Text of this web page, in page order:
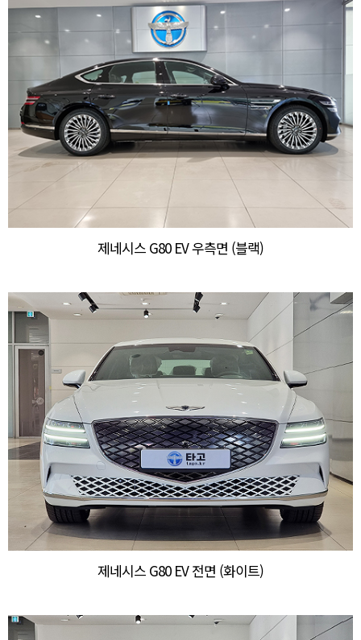
제네시스 G80 EV 우측면 (블랙)
제네시스 G80 EV 전면 (화이트)